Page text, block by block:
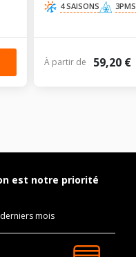
4 SAISONS
À partir de 59,20 €
est notre priorité
mois